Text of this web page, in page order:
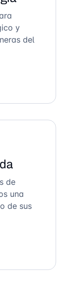
y
del
de
una
de sus